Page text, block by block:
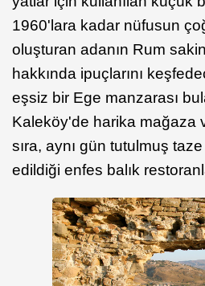
1960'lara kadar nüfusun
oluşturan adanın Rum
hakkında ipuçlarını
eşsiz bir Ege manzarası
Kaleköy'de harika mağaza
sıra, aynı gün tutulmuş
edildiği enfes balık